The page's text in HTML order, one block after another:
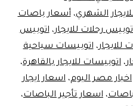
الشهري،أسعار باصات
رحلات للايجار،اتوبيس
للايجار،اتوبيسات سياحية
، اتوبيسات للايجار بالقاهرة،
اخبار مصر اليوم، اسعار ايجار
، اسعار تأجير الباصات،